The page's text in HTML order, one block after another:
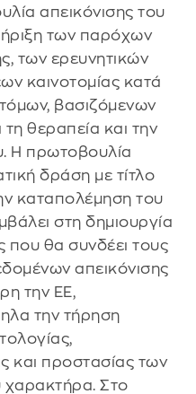
απεικόνισης του
των παρόχων
των ερευνητικών
καινοτομίας κατά
βασιζόμενων
θεραπεία και την
Η πρωτοβουλία
δράση με τίτλο
καταπολέμηση του
στη δημιουργία
που θα συνδέει τους
απεικόνισης
την ΕΕ,
την τήρηση
και προστασίας των
Στο